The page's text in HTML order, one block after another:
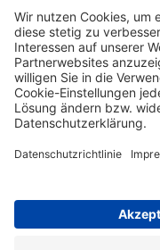
Impressum